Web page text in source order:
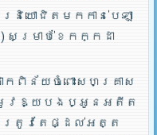
យោជិតមកកាន់បេឡា
ម្រាប់ខែកក្កដា
ពិន័យចំពោះសហគ្រាស
រូវឱ្យបងប្អូនអតីត
រូវតែផ្ដល់អត្ត